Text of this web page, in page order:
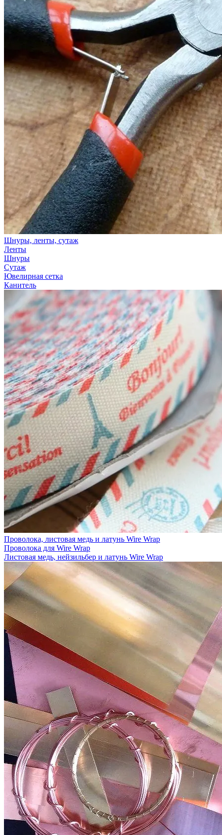
Шнуры, ленты, сутаж
Ленты
Шнуры
Сутаж
Ювелирная сетка
Канитель
Проволока, листовая медь и латунь Wire Wrap
Проволока для Wire Wrap
Листовая медь, нейзильбер и латунь Wire Wrap